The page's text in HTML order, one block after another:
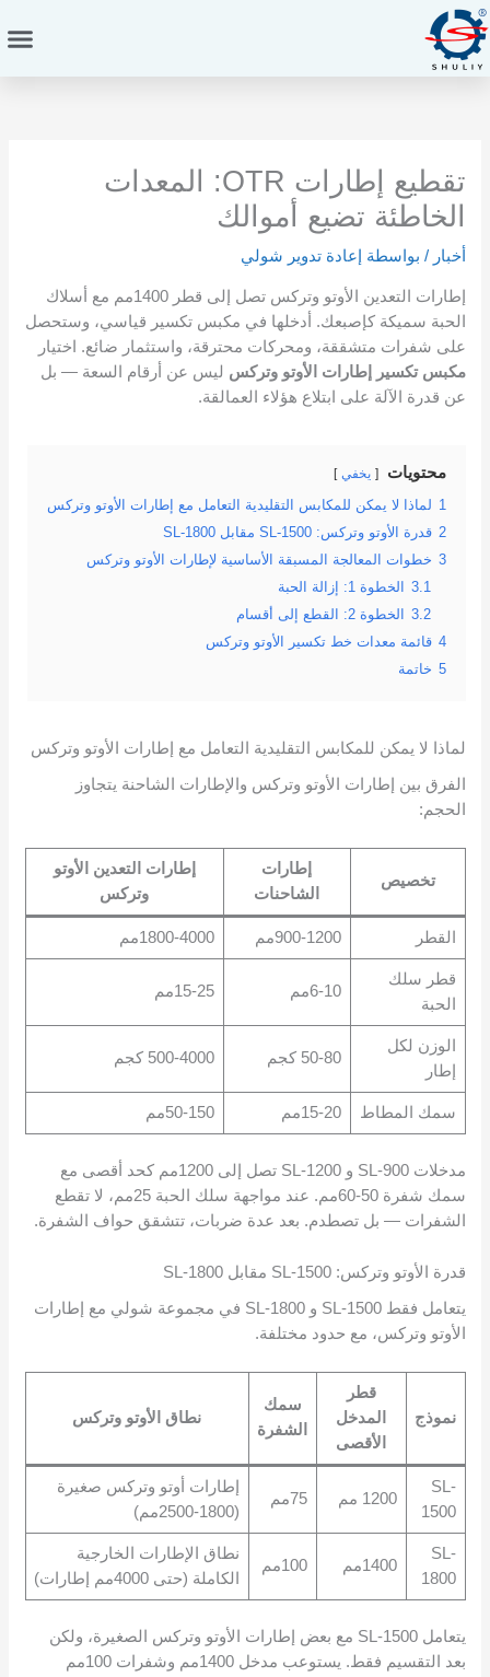
تخطي
إلى
المحتوى
تقطيع إطارات OTR: المعدات
الخاطئة تضيع أموالك
أخبار / بواسطة إعادة تدوير شولي
إطارات التعدين الأوتو وتركس تصل إلى قطر 1400مم مع أسلاك
الحبة سميكة كإصبعك. أدخلها في مكبس تكسير قياسي، وستحصل
على شفرات متشققة، ومحركات محترقة، واستثمار ضائع. اختيار
مكبس تكسير إطارات الأوتو وتركس ليس عن أرقام السعة — بل
عن قدرة الآلة على ابتلاع هؤلاء العمالقة.
محتويات يخفي
1 لماذا لا يمكن للمكابس التقليدية التعامل مع إطارات الأوتو وتركس
2 قدرة الأوتو وتركس: SL-1500 مقابل SL-1800
3 خطوات المعالجة المسبقة الأساسية لإطارات الأوتو وتركس
3.1
الخطوة 1: إزالة الحبة
3.2
الخطوة 2: القطع إلى أقسام
4 قائمة معدات خط تكسير الأوتو وتركس
5 خاتمة
لماذا لا يمكن للمكابس التقليدية التعامل مع إطارات الأوتو وتركس
الفرق بين إطارات الأوتو وتركس والإطارات الشاحنة يتجاوز
الحجم:
تخصيص
إطارات
الشاحنات
إطارات التعدين الأوتو
وتركس
القطر 900-1200مم 1800-4000مم
قطر سلك
الحبة
6-10مم 15-25مم
الوزن لكل
إطار
50-80 كجم 500-4000 كجم
سمك المطاط 15-20مم 50-150مم
مدخلات SL-900 و SL-1200 تصل إلى 1200مم كحد أقصى مع
سمك شفرة 50-60مم. عند مواجهة سلك الحبة 25مم، لا تقطع
الشفرات — بل تصطدم. بعد عدة ضربات، تتشقق حواف الشفرة.
قدرة الأوتو وتركس: SL-1500 مقابل SL-1800
يتعامل فقط SL-1500 و SL-1800 في مجموعة شولي مع إطارات
الأوتو وتركس، مع حدود مختلفة.
نموذج
قطر
المدخل
الأقصى
سمك
الشفرة
نطاق الأوتو وتركس
SL-
1500
1200 مم 75مم
إطارات أوتو وتركس صغيرة
(1800-2500مم)
SL-
1800
1400مم 100مم
نطاق الإطارات الخارجية
الكاملة (حتى 4000مم إطارات)
يتعامل SL-1500 مع بعض إطارات الأوتو وتركس الصغيرة، ولكن
بعد التقسيم فقط. يستوعب مدخل 1400مم وشفرات 100مم